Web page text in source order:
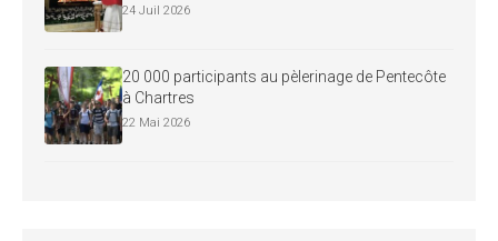
24 Juil 2026
20 000 participants au pèlerinage de Pentecôte
à Chartres
22 Mai 2026